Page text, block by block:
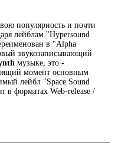
популярность и почти
лейблам "Hypersound
в "Alpha
звукозаписывающий
музыке, это -
момент основным
лейбл "Space Sound
в форматах Web-release /